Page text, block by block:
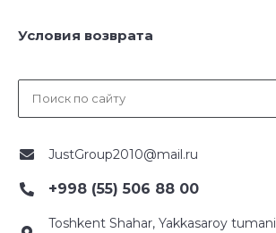
Условия возврата
JustGroup2010@mail.ru
+998 (55) 506 88 00
Toshkent Shahar, Yakkasaroy